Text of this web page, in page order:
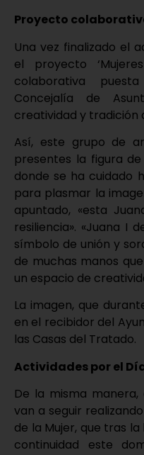
Proyecto
Una vez finalizado el
el proyecto
colaborativa
Concejalía de
creatividad y tradición
Así, este grupo de
presentes la figura
donde se ha cuidado
para plasmar la
apuntado, «esta
resiliencia». «Juana I
símbolo de unión y
de muchas manos
un espacio de
La imagen, que
en el recibidor del
las Casas del Tratado.
Actividades por el
De la misma
van a seguir
de la Mujer, que tras
continuidad este